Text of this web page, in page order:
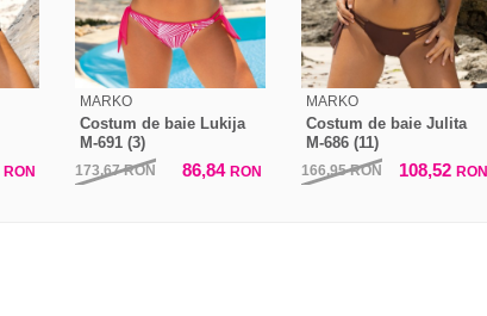
RON
MARKO
Costum de baie Lukija
M-691 (3)
173,67RON 86,84 RON
MARKO
Costum de baie Julita
M-686 (11)
166,95RON 108,52 RON